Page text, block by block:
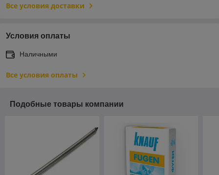
Все условия доставки
Условия оплаты
Наличными
Все условия оплаты
Подобные товары компании